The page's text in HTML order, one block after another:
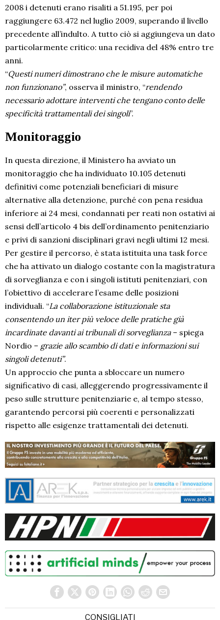
2008 i detenuti erano risaliti a 51.195, per poi
raggiungere 63.472 nel luglio 2009, superando il livello
precedente all’indulto. A tutto ciò si aggiungeva un dato
particolarmente critico: una recidiva del 48% entro tre
anni.
“Questi numeri dimostrano che le misure automatiche
non funzionano”, osserva il ministro, “rendendo
necessario adottare interventi che tengano conto delle
specificità trattamentali dei singoli”.
Monitoraggio
In questa direzione, il Ministero ha avviato un
monitoraggio che ha individuato 10.105 detenuti
definitivi come potenziali beneficiari di misure
alternative alla detenzione, purché con pena residua
inferiore ai 24 mesi, condannati per reati non ostativi ai
sensi dell’articolo 4 bis dell’ordinamento penitenziario
e privi di sanzioni disciplinari gravi negli ultimi 12 mesi.
Per gestire il percorso, è stata istituita una task force
che ha attivato un dialogo costante con la magistratura
di sorveglianza e con i singoli istituti penitenziari, con
l’obiettivo di accelerare l’esame delle posizioni
individuali. “La collaborazione istituzionale sta
consentendo un iter più veloce delle pratiche già
incardinate davanti ai tribunali di sorveglianza – spiega
Nordio – grazie allo scambio di dati e informazioni sui
singoli detenuti”.
Un approccio che punta a sbloccare un numero
significativo di casi, alleggerendo progressivamente il
peso sulle strutture penitenziarie e, al tempo stesso,
garantendo percorsi più coerenti e personalizzati
rispetto alle esigenze trattamentali dei detenuti.
CONSIGLIATI